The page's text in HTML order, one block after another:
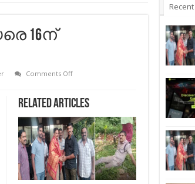
16ന്
Comments Offon
കേസ്;
മഞ്ജു
വാര്യരെ
16ന്
വിസ്തരിക്കും
Related Articles
Recent